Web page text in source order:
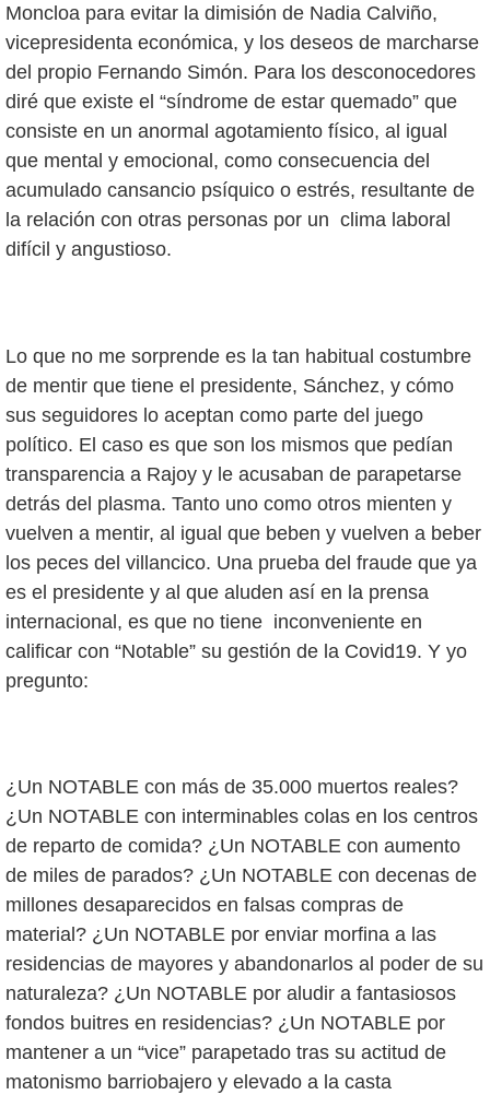
Moncloa para evitar la dimisión de Nadia Calviño,
vicepresidenta económica, y los deseos de marcharse
del propio Fernando Simón. Para los desconocedores
diré que existe el “síndrome de estar quemado” que
consiste en un anormal agotamiento físico, al igual
que mental y emocional, como consecuencia del
acumulado cansancio psíquico o estrés, resultante de
la relación con otras personas por un clima laboral
difícil y angustioso.
Lo que no me sorprende es la tan habitual costumbre
de mentir que tiene el presidente, Sánchez, y cómo
sus seguidores lo aceptan como parte del juego
político. El caso es que son los mismos que pedían
transparencia a Rajoy y le acusaban de parapetarse
detrás del plasma. Tanto uno como otros mienten y
vuelven a mentir, al igual que beben y vuelven a beber
los peces del villancico. Una prueba del fraude que ya
es el presidente y al que aluden así en la prensa
internacional, es que no tiene inconveniente en
calificar con “Notable” su gestión de la Covid19. Y yo
pregunto:
¿Un NOTABLE con más de 35.000 muertos reales?
¿Un NOTABLE con interminables colas en los centros
de reparto de comida? ¿Un NOTABLE con aumento
de miles de parados? ¿Un NOTABLE con decenas de
millones desaparecidos en falsas compras de
material? ¿Un NOTABLE por enviar morfina a las
residencias de mayores y abandonarlos al poder de su
naturaleza? ¿Un NOTABLE por aludir a fantasiosos
fondos buitres en residencias? ¿Un NOTABLE por
mantener a un “vice” parapetado tras su actitud de
matonismo barriobajero y elevado a la casta